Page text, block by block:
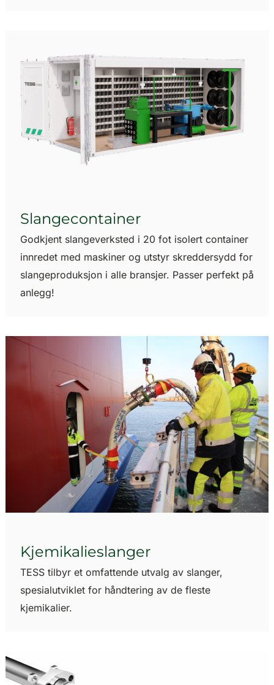
Slangecontainer
Godkjent slangeverksted i 20 fot isolert container
innredet med maskiner og utstyr skreddersydd for
slangeproduksjon i alle bransjer. Passer perfekt på
anlegg!
Kjemikalieslanger
TESS tilbyr et omfattende utvalg av slanger,
spesialutviklet for håndtering av de fleste
kjemikalier.